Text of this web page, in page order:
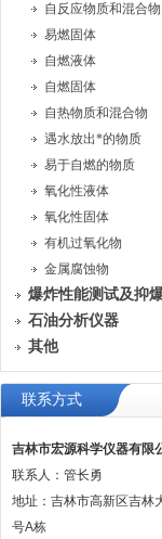
自反应物质和混合物
易燃固体
自燃液体
自燃固体
自热物质和混合物
遇水放出*的物质
易于自燃的物质
氧化性液体
氧化性固体
有机过氧化物
金属腐蚀物
石油分析仪器
其他
联系方式
吉林市宏源科学仪器有限
联系人：管长勇
地址：吉林市高新区吉林
号A栋